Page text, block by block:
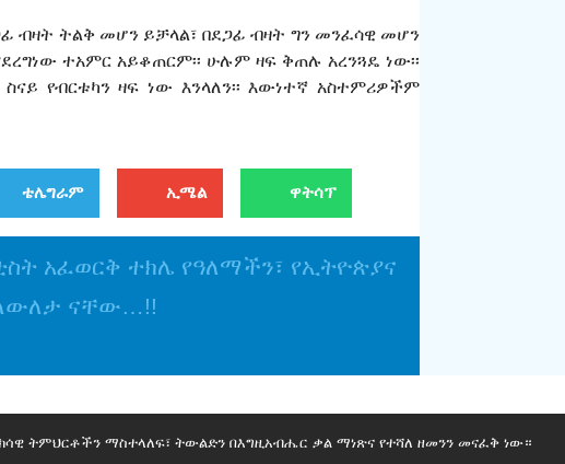
ብዛት ትልቅ መሆን ይቻላል፣ በደጋፊ ብዛት ግን መንፈሳዊ መሆን
ተአምር አይቆጠርም፡፡ ሁሉም ዛፍ ቅጠሉ አረንጓዴ ነው፡፡
የብርቱካን ዛፍ ነው እንላለን፡፡ እውነተኛ አስተምሪዎችም
ቴሌግራም ኢሜል ዋትሳፕ
አፈወርቅ ተክሌ የዓለማችን፣ የኢትዮጵያና
ናቸው…!!
ትምህርቶችን ማስተላለፍ፣ ትውልድን በእግዚአብሔር ቃል ማነጽና የተሻለ ዘመንን መናፈቅ ነው።